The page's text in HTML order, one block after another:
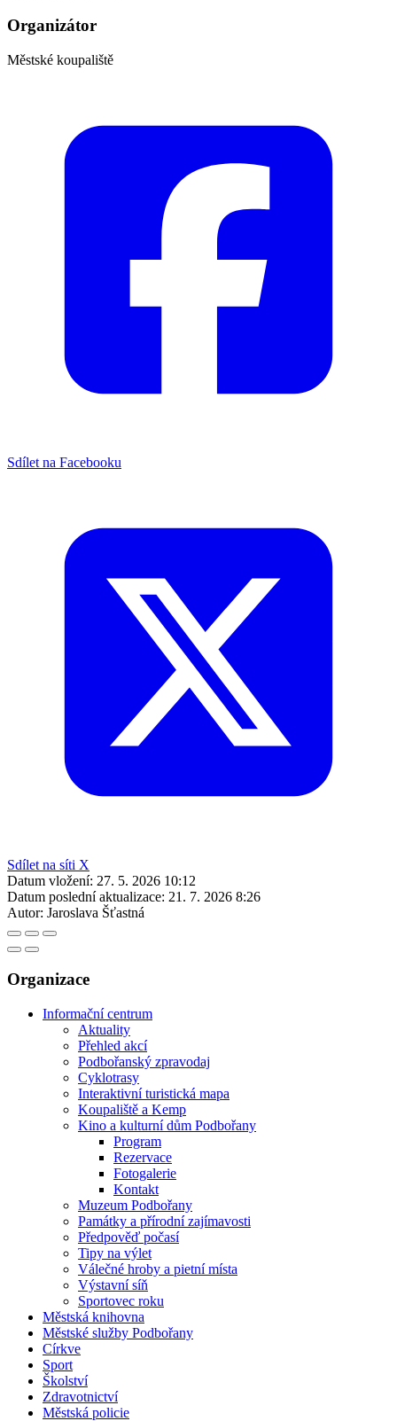
Organizátor
Městské koupaliště
Sdílet na Facebooku
Sdílet na síti X
Datum vložení: 27. 5. 2026 10:12
Datum poslední aktualizace: 21. 7. 2026 8:26
Autor: Jaroslava Šťastná
Organizace
Informační centrum
Aktuality
Přehled akcí
Podbořanský zpravodaj
Cyklotrasy
Interaktivní turistická mapa
Koupaliště a Kemp
Kino a kulturní dům Podbořany
Program
Rezervace
Fotogalerie
Kontakt
Muzeum Podbořany
Památky a přírodní zajímavosti
Předpověď počasí
Tipy na výlet
Válečné hroby a pietní místa
Výstavní síň
Sportovec roku
Městská knihovna
Městské služby Podbořany
Církve
Sport
Školství
Zdravotnictví
Městská policie